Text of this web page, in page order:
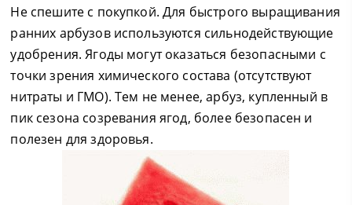
Не спешите с покупкой. Для быстрого выращивания
ранних арбузов используются сильнодействующие
удобрения. Ягоды могут оказаться безопасными с
точки зрения химического состава (отсутствуют
нитраты и ГМО). Тем не менее, арбуз, купленный в
пик сезона созревания ягод, более безопасен и
полезен для здоровья.